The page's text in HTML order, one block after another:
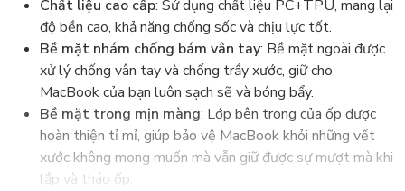
Chất liệu cao cấp: Sử dụng chất liệu PC+TPU, mang lại
độ bền cao, khả năng chống sốc và chịu lực tốt.
Bề mặt nhám chống bám vân tay: Bề mặt ngoài được
xử lý chống vân tay và chống trầy xước, giữ cho
MacBook của bạn luôn sạch sẽ và bóng bẩy.
Bề mặt trong mịn màng: Lớp bên trong của ốp được
hoàn thiện tỉ mỉ, giúp bảo vệ MacBook khỏi những vết
xước không mong muốn mà vẫn giữ được sự mượt mà khi
lắp và tháo ốp.